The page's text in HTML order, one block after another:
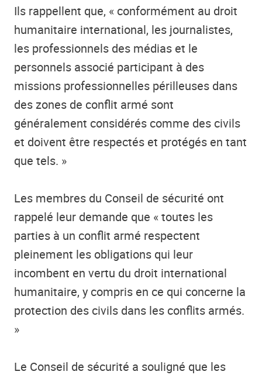
Ils rappellent que, « conformément au droit
humanitaire international, les journalistes,
les professionnels des médias et le
personnels associé participant à des
missions professionnelles périlleuses dans
des zones de conflit armé sont
généralement considérés comme des civils
et doivent être respectés et protégés en tant
que tels. »
Les membres du Conseil de sécurité ont
rappelé leur demande que « toutes les
parties à un conflit armé respectent
pleinement les obligations qui leur
incombent en vertu du droit international
humanitaire, y compris en ce qui concerne la
protection des civils dans les conflits armés.
»
Le Conseil de sécurité a souligné que les